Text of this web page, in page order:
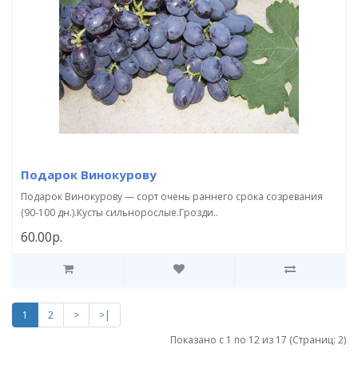
Подарок Винокурову
Подарок Винокурову — сорт очень раннего срока созревания
(90-100 дн.).Кусты сильнорослые.Грозди..
60.00р.
1 2 >
>|
Показано с 1 по 12 из 17 (Страниц: 2)